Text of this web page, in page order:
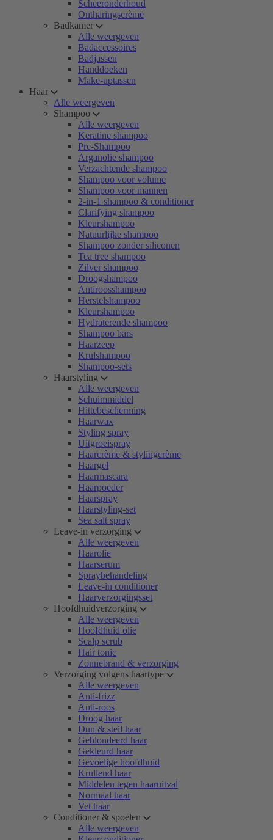
Scheeronderhoud
Ontharingscrème
Badkamer
Alle weergeven
Badaccessoires
Badjassen
Handdoeken
Make-uptassen
Haar
Alle weergeven
Shampoo
Alle weergeven
Keratine shampoo
Pre-Shampoo
Arganolie shampoo
Verzachtende shampoo
Shampoo voor volume
Shampoo voor mannen
2-in-1 shampoo & conditioner
Clarifying shampoo
Kleurshampoo
Natuurlijke shampoo
Shampoo zonder siliconen
Tea tree shampoo
Zilver shampoo
Droogshampoo
Antiroosshampoo
Herstelshampoo
Kleurshampoo
Hydraterende shampoo
Shampoo bars
Haarzeep
Krulshampoo
Shampoo-sets
Haarstyling
Alle weergeven
Schuimmiddel
Hittebescherming
Haarwax
Styling spray
Uitgroeispray
Haarcrème & stylingcrème
Haargel
Haarmascara
Haarpoeder
Haarspray
Haarstyling-set
Sea salt spray
Leave-in verzorging
Alle weergeven
Haarolie
Haarserum
Spraybehandeling
Leave-in conditioner
Haarverzorgingsset
Hoofdhuidverzorging
Alle weergeven
Hoofdhuid olie
Scalp scrub
Hair tonic
Zonnebrand & verzorging
Verzorging volgens haartype
Alle weergeven
Anti-frizz
Anti-roos
Droog haar
Dun & steil haar
Geblondeerd haar
Gekleurd haar
Gevoelige hoofdhuid
Krullend haar
Middelen tegen haaruitval
Normaal haar
Vet haar
Conditioner & spoelen
Alle weergeven